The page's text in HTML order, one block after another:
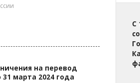
на перевод
марта 2024 года
С